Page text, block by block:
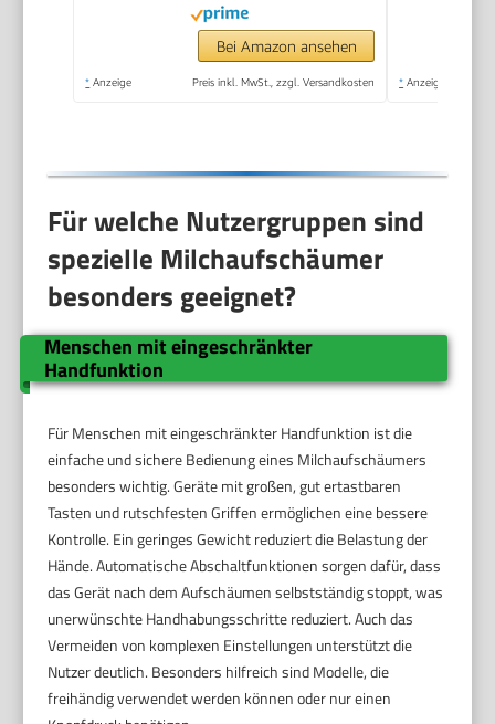
warmer und kalter
Milchschaum, für
Latte Macchiato,
Bei Amazon ansehen
* Anzeige Preis inkl. MwSt., zzgl. Versandkosten * Anzeige
Für welche Nutzergruppen sind
spezielle Milchaufschäumer
besonders geeignet?
Menschen mit eingeschränkter
Handfunktion
Für Menschen mit eingeschränkter Handfunktion ist die
einfache und sichere Bedienung eines Milchaufschäumers
besonders wichtig. Geräte mit großen, gut ertastbaren
Tasten und rutschfesten Griffen ermöglichen eine bessere
Kontrolle. Ein geringes Gewicht reduziert die Belastung der
Hände. Automatische Abschaltfunktionen sorgen dafür, dass
das Gerät nach dem Aufschäumen selbstständig stoppt, was
unerwünschte Handhabungsschritte reduziert. Auch das
Vermeiden von komplexen Einstellungen unterstützt die
Nutzer deutlich. Besonders hilfreich sind Modelle, die
freihändig verwendet werden können oder nur einen